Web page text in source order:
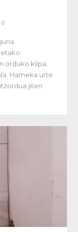
0
orduko klipa.
Hameka urte
jiten